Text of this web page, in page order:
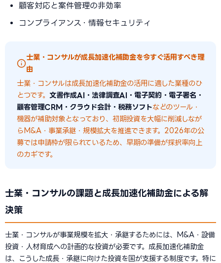
顧客対応と案件管理の非効率
コンプライアンス・情報セキュリティ
士業・コンサルが成長加速化補助金を今すぐ活用すべき理
由
士業・コンサルは成長加速化補助金の活用に適した業種のひ
とつです。 文書作成AI・法律調査AI・電子契約・電子署名・
顧客管理CRM・クラウド会計・税務ソフトなどのツール・
機器が補助対象となっており、初期投資を大幅に削減しなが
らM&A・事業承継・規模拡大を推進できます。2026年の公
募では申請枠が限られているため、早期の準備が採択率向上
のカギです。
士業・コンサルの課題と成長加速化補助金による解
決策
士業・コンサルが事業規模を拡大・承継するためには、M&A・設備
投資・人材育成への計画的な投資が必要です。成長加速化補助金
は、こうした成長・承継に向けた投資を国が支援する制度です。特に